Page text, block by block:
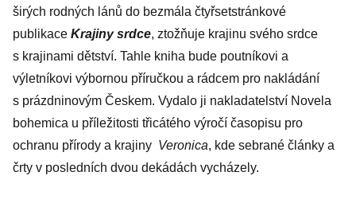
širých rodných lánů do bezmála čtyřsetstránkové
publikace Krajiny srdce, ztožňuje krajinu svého srdce
s krajinami dětství. Tahle kniha bude poutníkovi a
výletníkovi výbornou příručkou a rádcem pro nakládání
s prázdninovým Českem. Vydalo ji nakladatelství Novela
bohemica u příležitosti třicátého výročí časopisu pro
ochranu přírody a krajiny Veronica, kde sebrané články a
črty v posledních dvou dekádách vycházely.